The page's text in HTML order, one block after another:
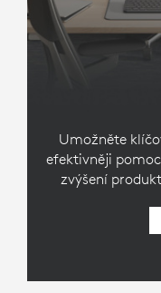
Umožněte
efektivněji
zvýšení